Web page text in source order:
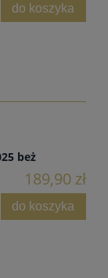
do koszyka
beż
189,90 zł
do koszyka